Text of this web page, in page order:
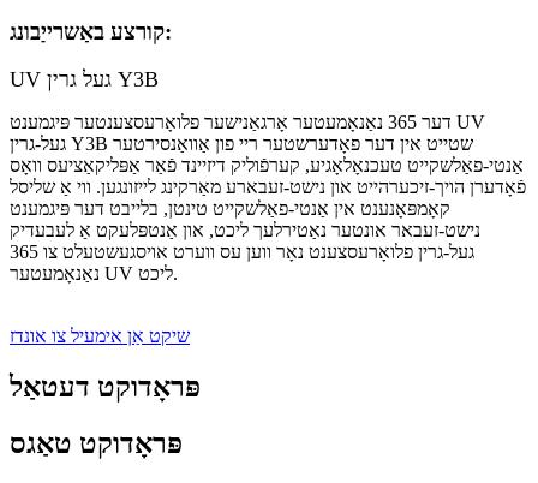
קורצע באַשרייַבונג:
UV געל גרין Y3B
דער 365 נאַנאָמעטער אָרגאַנישער פלואָרעסצענטער פּיגמענט UV
געל-גרין Y3B שטייט אין דער פאָדערשטער ריי פון אַוואַנסירטער
אַנטי-פאַלשקייט טעכנאָלאָגיע, קערפֿוליק דיזיינד פֿאַר אַפּליקאַציעס וואָס
פֿאָדערן הויך-זיכערהייט און נישט-זעבארע מאַרקינג לייזונגען. ווי אַ שליסל
קאָמפּאָנענט אין אַנטי-פאַלשקייט טינטן, בלייבט דער פּיגמענט
נישט-זעבאר אונטער נאַטירלעך ליכט, און אַנטפּלעקט אַ לעבעדיק
געל-גרין פלואָרעסצענט נאָר ווען עס ווערט אויסגעשטעלט צו 365
נאַנאָמעטער UV ליכט.
שיקט אַן אימעיל צו אונדז
פּראָדוקט דעטאַל
פּראָדוקט טאַגס